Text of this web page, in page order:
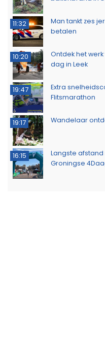
11:32
Man tankt zes
betalen
10:20
Ontdek het
dag in Leek
19:47
Extra
Flitsmarathon
19:17 Wandelaar
16:15
Langste
Groningse